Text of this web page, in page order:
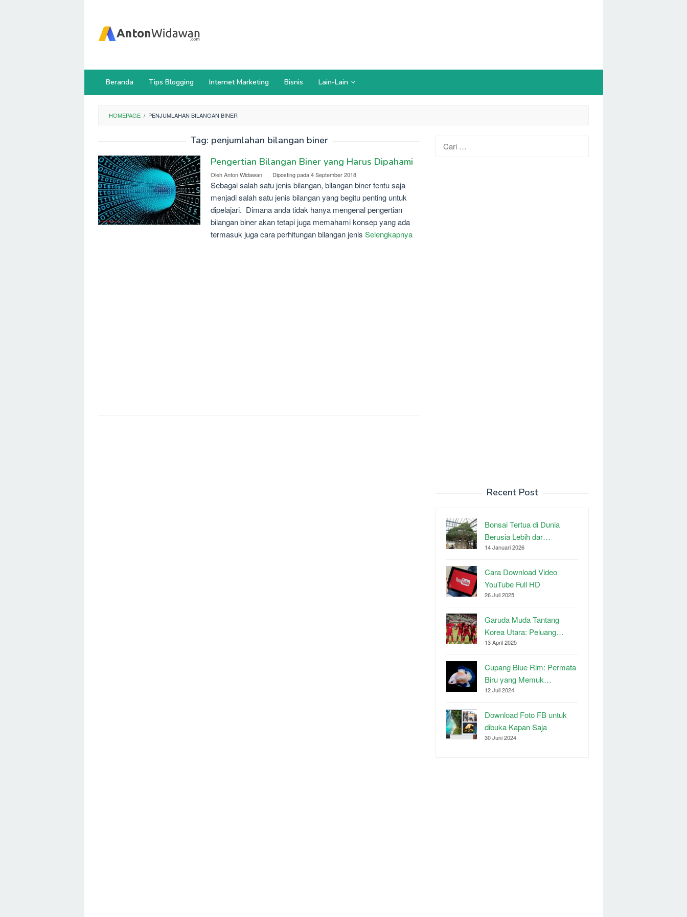
konten
Beranda Tips Blogging Internet Marketing Bisnis Lain-Lain
HOMEPAGE / PENJUMLAHAN BILANGAN BINER
Tag: penjumlahan bilangan biner
Pengertian Bilangan Biner yang Harus Dipahami
OlehAnton Widawan Diposting pada4 September 2018
Sebagai salah satu jenis bilangan, bilangan biner tentu saja
menjadi salah satu jenis bilangan yang begitu penting untuk
dipelajari. Dimana anda tidak hanya mengenal pengertian
bilangan biner akan tetapi juga memahami konsep yang ada
termasuk juga cara perhitungan bilangan jenis Selengkapnya
Cari
Recent Post
Bonsai Tertua di Dunia
Berusia Lebih dar…
14 Januari 2026
Cara Download Video
YouTube Full HD
26 Juli 2025
Garuda Muda Tantang
Korea Utara: Peluang…
13 April 2025
Cupang Blue Rim: Permata
Biru yang Memuk…
12 Juli 2024
Download Foto FB untuk
dibuka Kapan Saja
30 Juni 2024